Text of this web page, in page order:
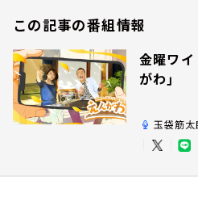
この記事の番組情報
金曜ワイ
がわ」
玉袋筋